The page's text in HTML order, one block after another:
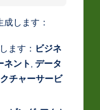
します：
ます： ビジネ
ネント データ
チャーサービ